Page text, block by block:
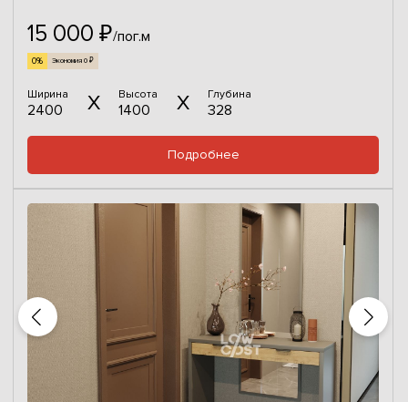
15 000 ₽/пог.м
0% Экономия 0 ₽
Ширина
2400
Высота
1400
Глубина
328
Подробнее